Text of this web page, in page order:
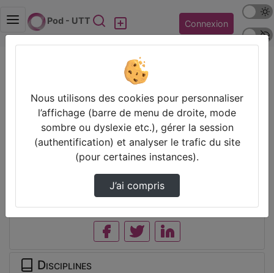
Pod - UTT Rechercher Connexion
Mode
Police
EUT+ [ TDP4HE] Innovation pédagogique pour
Thèmes de EUT+ [ TDP4HE]
Innovation pédagogique pour
Partager
Disciplines
Nous utilisons des cookies pour personnaliser
l’affichage (barre de menu de droite, mode
sombre ou dyslexie etc.), gérer la session
(authentification) et analyser le trafic du site
(pour certaines instances).
J’ai compris